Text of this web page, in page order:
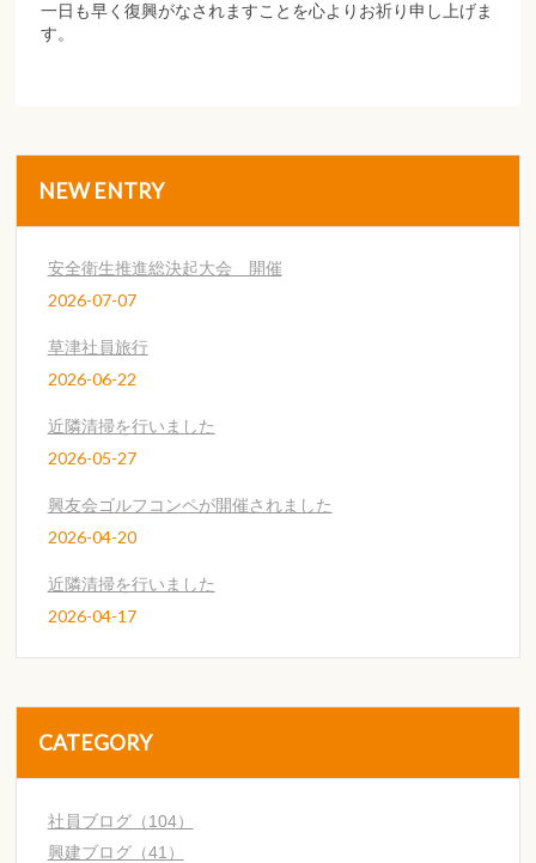
一日も早く復興がなされますことを心よりお祈り申し上げま
す。
NEW ENTRY
安全衛生推進総決起大会 開催
2026-07-07
草津社員旅行
2026-06-22
近隣清掃を行いました
2026-05-27
興友会ゴルフコンペが開催されました
2026-04-20
近隣清掃を行いました
2026-04-17
CATEGORY
社員ブログ（104）
興建ブログ（41）